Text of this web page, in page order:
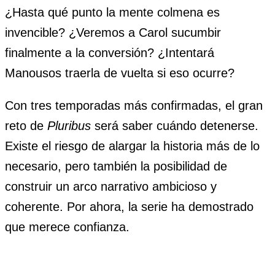
¿Hasta qué punto la mente colmena es
invencible? ¿Veremos a Carol sucumbir
finalmente a la conversión? ¿Intentará
Manousos traerla de vuelta si eso ocurre?
Con tres temporadas más confirmadas, el gran
reto de Pluribus será saber cuándo detenerse.
Existe el riesgo de alargar la historia más de lo
necesario, pero también la posibilidad de
construir un arco narrativo ambicioso y
coherente. Por ahora, la serie ha demostrado
que merece confianza.